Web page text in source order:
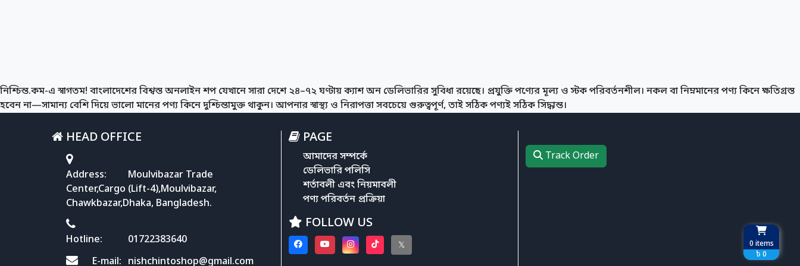
0 items
৳ 0
নিশ্চিন্ত.কম-এ স্বাগতম! বাংলাদেশের বিশ্বস্ত অনলাইন শপ যেখানে সারা দেশে ২৪–৭২ ঘণ্টায় ক্যাশ অন ডেলিভারির সুবিধা রয়েছে। প্রযুক্তি পণ্যের মূল্য ও স্টক পরিবর্তনশীল। নকল বা নিম্নমানের পণ্য কিনে ক্ষতিগ্রস্ত
হবেন না—সামান্য বেশি দিয়ে ভালো মানের পণ্য কিনে দুশ্চিন্তামুক্ত থাকুন। আপনার স্বাস্থ্য ও নিরাপত্তা সবচেয়ে গুরুত্বপূর্ণ, তাই সঠিক পণ্যই সঠিক সিদ্ধান্ত।
HEAD OFFICE
Address:
Moulvibazar Trade
Center,Cargo (Lift-4),Moulvibazar,
Chawkbazar,Dhaka, Bangladesh.
Hotline:
01722383640
E-mail: nishchintoshop@gmail.com
PAGE
আমাদের সম্পর্কে
ডেলিভারি পলিসি
শর্তাবলী এবং নিয়মাবলী
পণ্য পরিবর্তন প্রক্রিয়া
FOLLOW US
𝕏
Track Order